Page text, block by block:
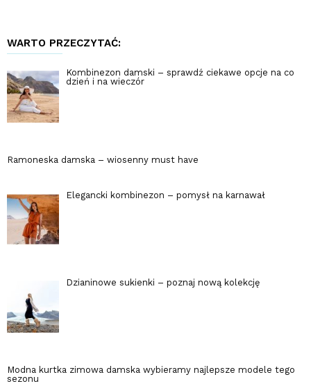
WARTO PRZECZYTAĆ:
Kombinezon damski – sprawdź ciekawe opcje na co
dzień i na wieczór
Ramoneska damska – wiosenny must have
Elegancki kombinezon – pomysł na karnawał
Dzianinowe sukienki – poznaj nową kolekcję
Modna kurtka zimowa damska wybieramy najlepsze modele tego
sezonu